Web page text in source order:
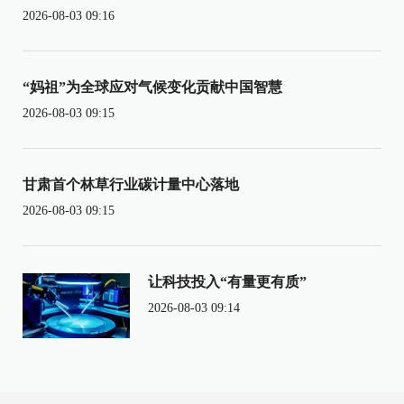
2026-08-03 09:16
“妈祖”为全球应对气候变化贡献中国智慧
2026-08-03 09:15
甘肃首个林草行业碳计量中心落地
2026-08-03 09:15
让科技投入“有量更有质”
2026-08-03 09:14